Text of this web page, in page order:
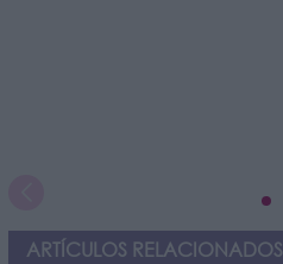
ARTÍCULOS RELACIONADOS